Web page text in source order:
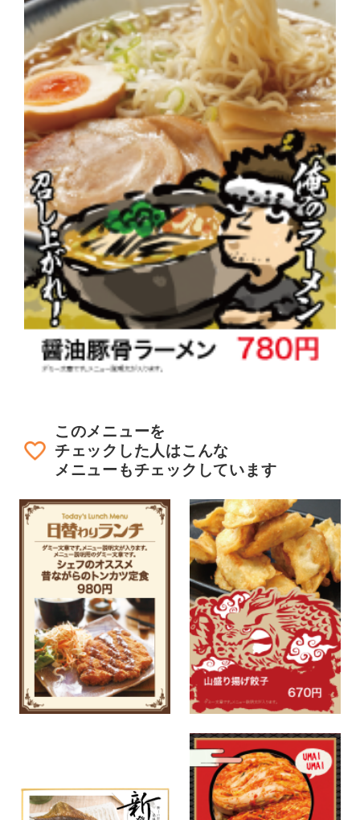
このメニューを
チェックした人はこんな
メニューもチェックしています